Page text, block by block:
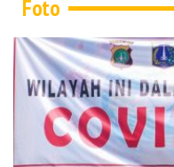
Foto